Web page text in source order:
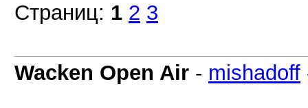
Страниц: 1 2 3
Wacken Open Air - mishadoff